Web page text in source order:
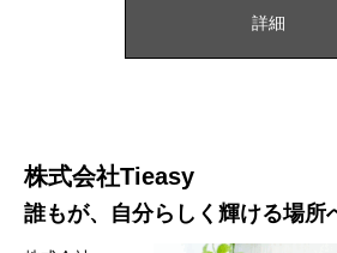
詳細
株式会社Tieasy
誰もが、自分らしく輝ける場所